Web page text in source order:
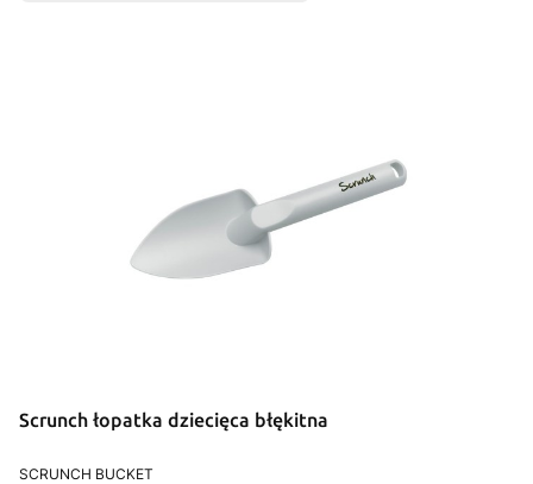
Scrunch łopatka dziecięca błękitna
PRODUCENT
SCRUNCH BUCKET